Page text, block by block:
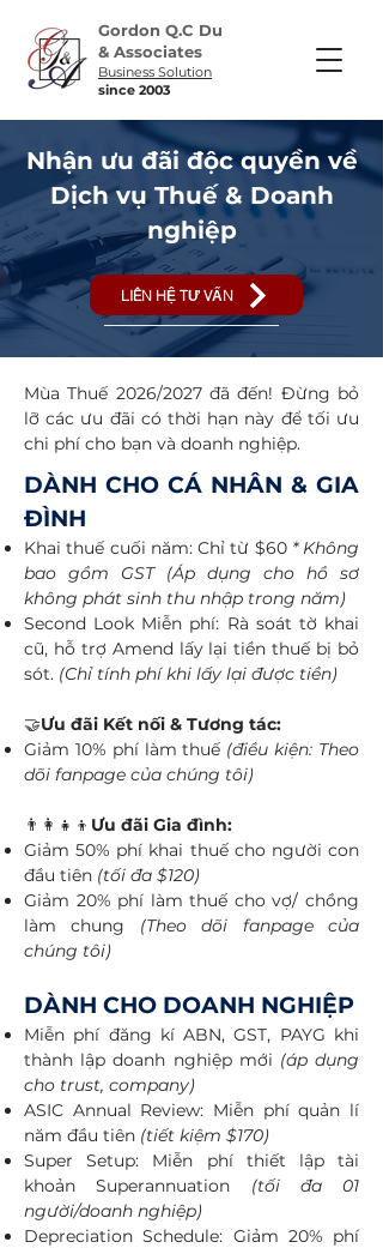
Gordon Q.C Du
& Associates
Business Solution
​since 2003
Nhận ưu đãi độc quyền về
Dịch vụ Thuế & Doanh
nghiệp
LIÊN HỆ TƯ VẤN
Mùa Thuế 2026/2027 đã đến! Đừng bỏ
lỡ các ưu đãi có thời hạn này để tối ưu
chi phí cho bạn và doanh nghiệp.
DÀNH CHO CÁ NHÂN & GIA
ĐÌNH
Khai thuế cuối năm: Chỉ từ $60 * Không
bao gồm GST
(Áp dụng cho hồ sơ
không phát sinh thu nhập trong năm)
Second Look Miễn phí: Rà soát tờ khai
cũ, hỗ trợ Amend lấy lại tiền thuế bị bỏ
sót. (Chỉ tính phí khi lấy lại được tiền​)
🤝Ưu đãi Kết nối & Tương tác:
Giảm 10% phí làm thuế (điều kiện: Theo
dõi fanpage của chúng tôi)
👨‍👩‍👧‍👦 Ưu đãi Gia đình:
Giảm 50% phí khai thuế cho người con
đầu tiên (tối đa $120)
Giảm 20% phí làm thuế cho vợ/ chồng
làm chung (Theo dõi fanpage của
chúng tôi)
DÀNH CHO DOANH NGHIỆP
Miễn phí đăng kí ABN, GST, PAYG khi
thành lập doanh nghiệp mới (áp dụng
cho trust, company)
ASIC Annual Review: Miễn phí quản lí
năm đầu tiên (tiết kiệm $170)
Super Setup: Miễn phí thiết lập tài
khoản Superannuation (tối đa 01
người/doanh nghiệp)
Depreciation Schedule: Giảm 20% phí